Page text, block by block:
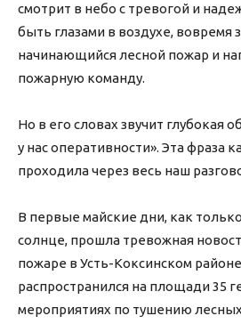
смотрит в небо с тревогой и
быть глазами в воздухе, вовремя
начинающийся лесной пожар и
пожарную команду.
Но в его словах звучит глубокая
у нас оперативности». Эта фраза
проходила через весь наш
В первые майские дни, как
солнце, прошла тревожная
пожаре в Усть-Коксинском
распространился на площади 35
мероприятиях по тушению